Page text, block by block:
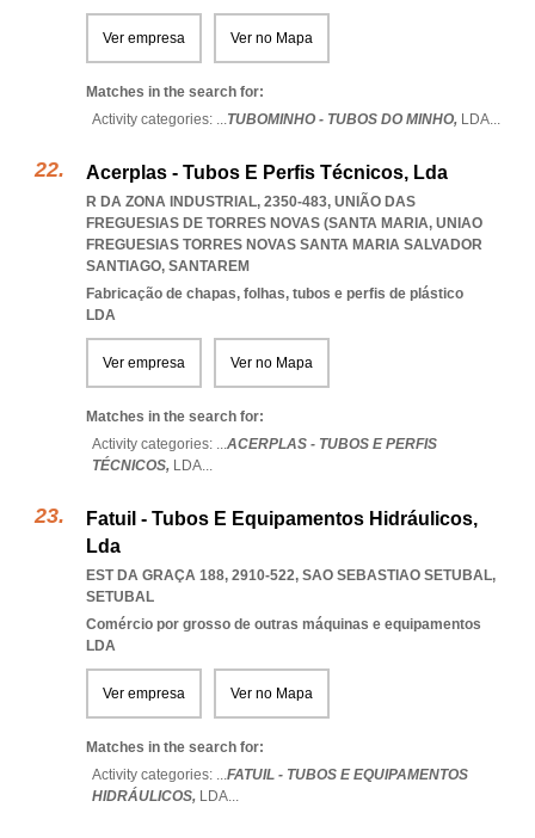
Ver empresa Ver no Mapa
Matches in the search for:
Activity categories: ...TUBOMINHO - TUBOS DO MINHO, LDA...
Acerplas - Tubos E Perfis Técnicos, Lda
R DA ZONA INDUSTRIAL, 2350-483, UNIÃO DAS
FREGUESIAS DE TORRES NOVAS (SANTA MARIA, UNIAO
FREGUESIAS TORRES NOVAS SANTA MARIA SALVADOR
SANTIAGO, SANTAREM
Fabricação de chapas, folhas, tubos e perfis de plástico
LDA
Ver empresa Ver no Mapa
Matches in the search for:
Activity categories: ...ACERPLAS - TUBOS E PERFIS
TÉCNICOS, LDA...
Fatuil - Tubos E Equipamentos Hidráulicos,
Lda
EST DA GRAÇA 188, 2910-522, SAO SEBASTIAO SETUBAL,
SETUBAL
Comércio por grosso de outras máquinas e equipamentos
LDA
Ver empresa Ver no Mapa
Matches in the search for:
Activity categories: ...FATUIL - TUBOS E EQUIPAMENTOS
HIDRÁULICOS, LDA...